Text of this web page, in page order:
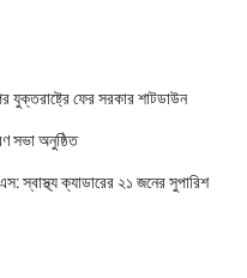
যুক্তরাষ্ট্রে ফের সরকার শাটডাউন
সভা অনুষ্ঠিত
স্বাস্থ্য ক্যাডারের ২১ জনের সুপারিশ